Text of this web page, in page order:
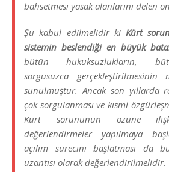
bahsetmesi yasak alanlarını delen
Şu kabul edilmelidir kiKürt
sistemin beslendiği en büyük
bütün hukuksuzlukların,
sorgusuzca
sunulmuştur. Ancak son yıllarda
çok sorgulanması ve kısmi
Kürt sorununun özüne
değerlendirmeler yapılmaya
açılım sürecini başlatması da
uzantısı olarak değerlendirilmelidir.